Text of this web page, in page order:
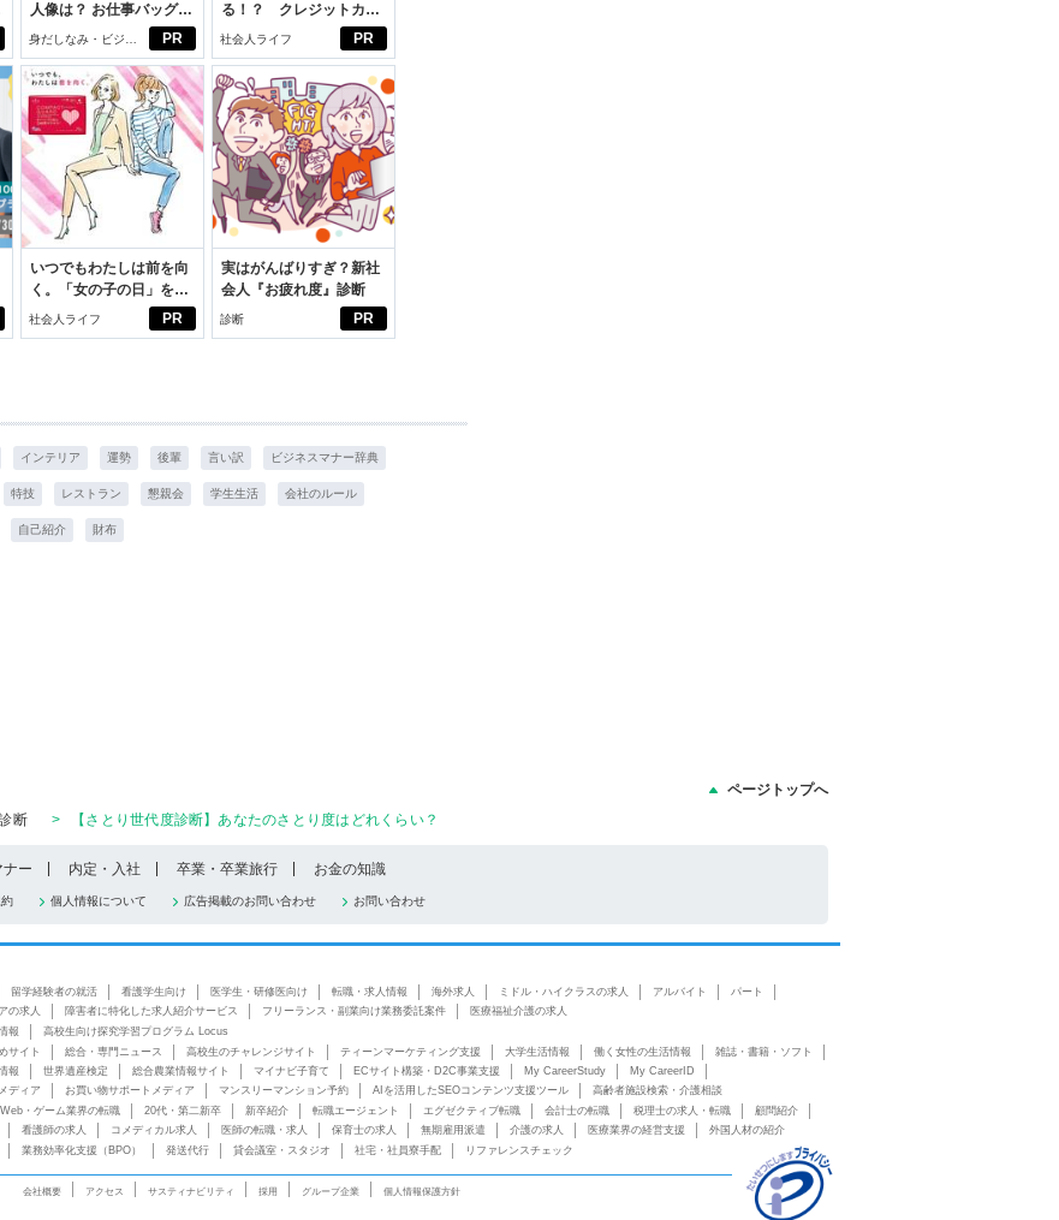
PR
人像は？ お仕事バッグ選
びから始める新生活
身だしなみ・ビジネ
スアイテム
PR
る！？ クレジットカー
ドの都市伝説
社会人ライフ
PR
いつでもわたしは前を向
く。「女の子の日」を前
向きに♪社会人エリ・大
社会人ライフ PR
実はがんばりすぎ？新社
会人『お疲れ度』診断
診断
インテリア 運勢 後輩 言い訳 ビジネスマナー辞典
特技 レストラン 懇親会 学生生活 会社のルール
自己紹介 財布
ページトップへ
断 > 【さとり世代度診断】あなたのさとり度はどれくらい？
ナー 内定・入社 卒業・卒業旅行 お金の知識
個人情報について 広告掲載のお問い合わせ お問い合わせ
留学経験者の就活 看護学生向け 医学生・研修医向け 転職・求人情報 海外求人 ミドル・ハイクラスの求人 アルバイト
パート
の求人
障害者に特化した求人紹介サービス フリーランス・副業向け業務委託案件
医療福祉介護の求人
報
高校生向け探究学習プログラム Locus
サイト 総合・専門ニュース 高校生のチャレンジサイト ティーンマーケティング支援 大学生活情報 働く女性の生活情報
雑誌・書籍・ソフト
報
世界遺産検定 総合農業情報サイト マイナビ子育て ECサイト構築・D2C事業支援 My CareerStudy
My CareerID
ディア
お買い物サポートメディア マンスリーマンション予約 AIを活用したSEOコンテンツ支援ツール
高齢者施設検索・介護相談
Web・ゲーム業界の転職 20代・第二新卒 新卒紹介 転職エージェント エグゼクティブ転職 会計士の転職 税理士の求人・転職
顧問紹介
看護師の求人 コメディカル求人 医師の転職・求人 保育士の求人 無期雇用派遣 介護の求人 医療業界の経営支援
外国人材の紹介
業務効率化支援（BPO） 発送代行 貸会議室・スタジオ 社宅・社員寮手配 リファレンスチェック
会社概要 アクセス サスティナビリティ 採用 グループ企業 個人情報保護方針